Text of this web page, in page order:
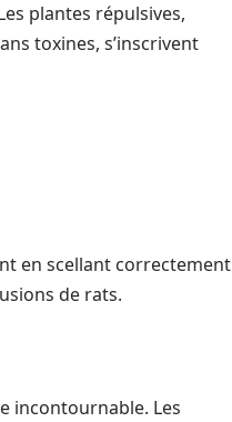
plantes répulsives,
toxines, s’inscrivent
en scellant correctement
de rats.
incontournable. Les